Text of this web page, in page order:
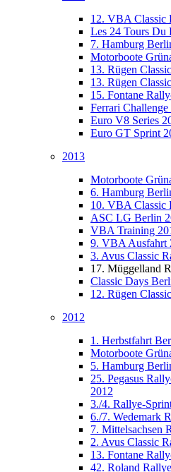
12. VBA Classic
Les 24 Tours Du
7. Hamburg
Motorboote
13. Rügen
13. Rügen
15. Fontane
Ferrari
Euro V8 Series
Euro GT Sprint
2013
Motorboote
6. Hamburg
10. VBA Classic
ASC LG Berlin
VBA Training
9. VBA Ausfahrt
3. Avus Classic
17. Müggelland
Classic Days
12. Rügen
2012
1. Herbstfahrt
Motorboote
5. Hamburg
25. Pegasus
2012
3./4. Rallye-
6./7. Wedemark
7. Mittelsachsen
2. Avus Classic
13. Fontane
42. Roland